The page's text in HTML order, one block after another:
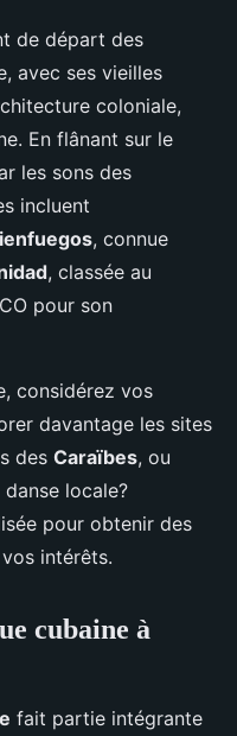
de départ des
avec ses vieilles
coloniale,
En flânant sur le
les sons des
incluent
, connue
, classée au
pour son
considérez vos
davantage les sites
des Caraïbes, ou
locale?
pour obtenir des
intérêts.
cubaine à
fait partie intégrante